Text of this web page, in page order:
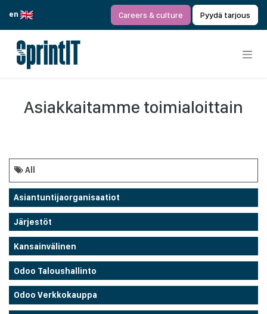
en
Careers & culture Pyydä tarjous
Asiakkaitamme toimialoittain
All
Asiantuntijaorganisaatiot
Järjestöt
Kansainvälinen
Odoo Taloushallinto
Odoo Verkkokauppa